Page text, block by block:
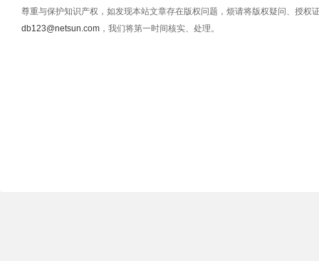
尊重与保护知识产权，如发现本站文章存在版权问题，烦请将版权疑问、授权
db123@netsun.com ，我们将第一时间核实、处理。